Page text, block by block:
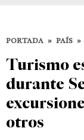
PORTADA » PAÍS »
Turismo
durante
otros